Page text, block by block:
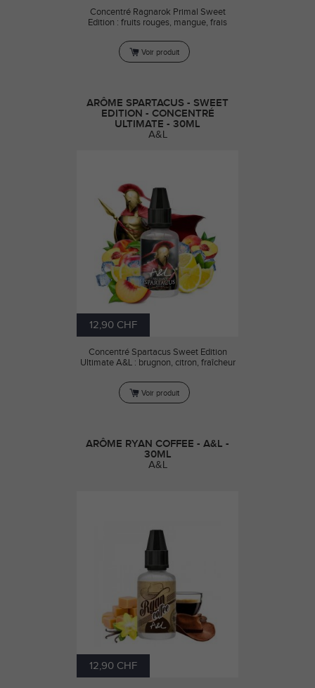
Concentré Ragnarok Primal Sweet
Edition : fruits rouges, mangue, frais
Voir produit
ARÔME SPARTACUS - SWEET
EDITION - CONCENTRÉ
ULTIMATE - 30ML
A&L
12,90 CHF
Concentré Spartacus Sweet Edition
Ultimate A&L : brugnon, citron, fraîcheur
Voir produit
ARÔME RYAN COFFEE - A&L -
30ML
A&L
12,90 CHF